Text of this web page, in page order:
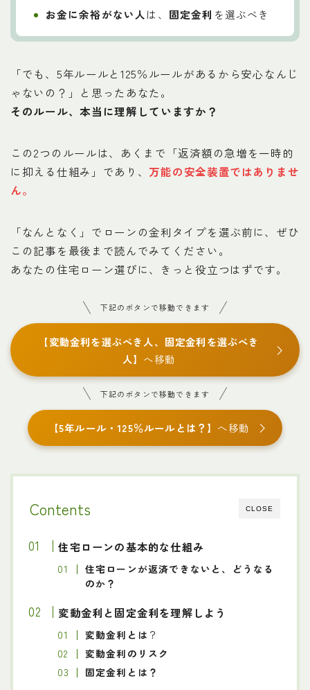
お金に余裕がない人は、 固定金利 を選ぶべき
「でも、5年ルールと125％ルールがあるから安心なんじ
ゃないの？」と思ったあなた。
そのルール、本当に理解していますか？
この2つのルールは、あくまで「返済額の急増を一時的
に抑える仕組み」であり、 万能の安全装置ではありませ
ん。
「なんとなく」でローンの金利タイプを選ぶ前に、ぜひ
この記事を最後まで読んでみてください。
あなたの住宅ローン選びに、きっと役立つはずです。
下記のボタンで移動できます
【変動金利を選ぶべき人、固定金利を選ぶべき
人】へ移動
下記のボタンで移動できます
【5年ルール・125％ルールとは？ 】へ移動
CLOSE
Contents
住宅ローンの基本的な仕組み
住宅ローンが返済できないと、どうなる
のか？
変動金利と固定金利を理解しよう
変動金利とは ？
変動金利のリスク
固定金利とは？